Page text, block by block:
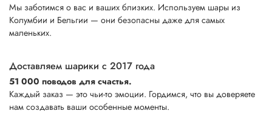
Мы заботимся о вас и ваших близких. Используем шары из
Колумбии и Бельгии — они безопасны даже для самых
маленьких.
Доставляем шарики с 2017 года
51 000 поводов для счастья.
Каждый заказ — это чьи-то эмоции. Гордимся, что вы доверяете
нам создавать ваши особенные моменты.